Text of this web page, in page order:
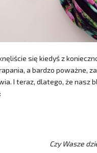
się kiedyś z
a bardzo poważne,
I teraz, dlatego, że nasz
Czy Wasze